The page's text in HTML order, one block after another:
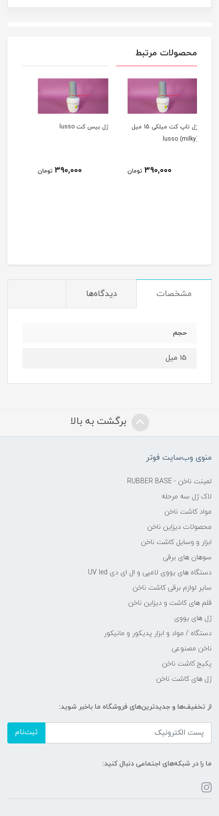
محصولات مرتبط
ژل بيس کت lusso
390,000
مشخصات دیدگاه‌ها
حجم
15 میل
برگشت به بالا
منوی وب‌سایت فوتر
لمینت ناخن - RUBBER BASE
لاک ژل سه مرحله
مواد کاشت ناخن
محصولات دیزاین ناخن
ابزار و وسایل کاشت ناخن
سوهان های برقی
دستگاه های یووی لامپی و ال ای دی UV led
سایر لوازم برقی کاشت ناخن
قلم های کاشت و دیزاین ناخن
ژل های یووی
دستگاه / مواد و ابزار پدیکور و مانیکور
ناخن مصنوعی
پکیج کاشت ناخن
ژل های کاشت ناخن
از تخفیف‌ها و جدیدترین‌های فروشگاه ما باخبر شوید:
ثبت‌نام
ما را در شبکه‌های اجتماعی دنبال کنید: